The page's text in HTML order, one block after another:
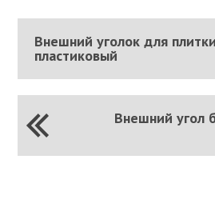
Внешний уголок для плитки
пластиковый
Внешний угол